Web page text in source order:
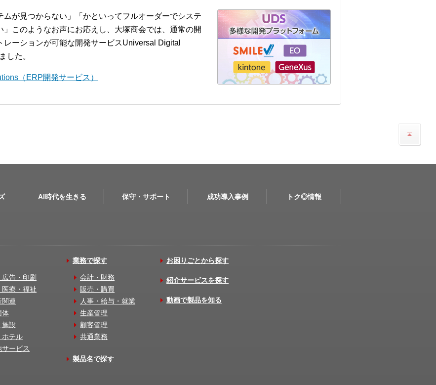
ムが見つからない」「かといってフルオーダーでシステ
」このようなお声にお応えし、大塚商会では、通常の開
ーションが可能な開発サービスUniversal Digital
した。
（ERP開発サービス）
AI時代を生きる 保守・サポート 成功導入事例 トク◎情報
広告・印刷
医療・福祉
関連
体
施設
ホテル
サービス
業務で探す
会計・財務
販売・購買
人事・給与・就業
生産管理
顧客管理
共通業務
製品名で探す
お困りごとから探す
紹介サービスを探す
動画で製品を知る